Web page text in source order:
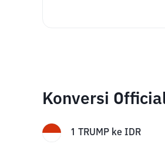
Konversi
1 TRUMP ke IDR